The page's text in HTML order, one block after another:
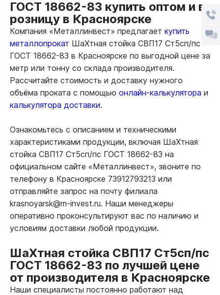
ГОСТ 18662-83 купить оптом и в
розницу в Красноярске
Компания «Металлинвест» предлагает купить
металлопрокат ШаХтная стойка СВП17 Ст5сп/пс
ГОСТ 18662-83 в Красноярске по выгодной цене за
метр или тонну со склада производителя.
Рассчитайте стоимость и доставку нужного
объёма проката с помощью онлайн-калькулятора и
калькулятора доставки.
Ознакомьтесь с описанием и техническими
характеристиками продукции, включая ШаХтная
стойка СВП17 Ст5сп/пс ГОСТ 18662-83 на
официальном сайте «Металлинвест», звоните по
телефону в Красноярске 73912793213 или
отправляйте запрос на почту филиала
krasnoyarsk@m-invest.ru. Наши менеджеры
оперативно проконсультируют вас по наличию и
условиям доставки любой продукции.
ШаХтная стойка СВП17 Ст5сп/пс
ГОСТ 18662-83 по лучшей цене
от производителя в Красноярске
Наши специалисты постоянно работают над